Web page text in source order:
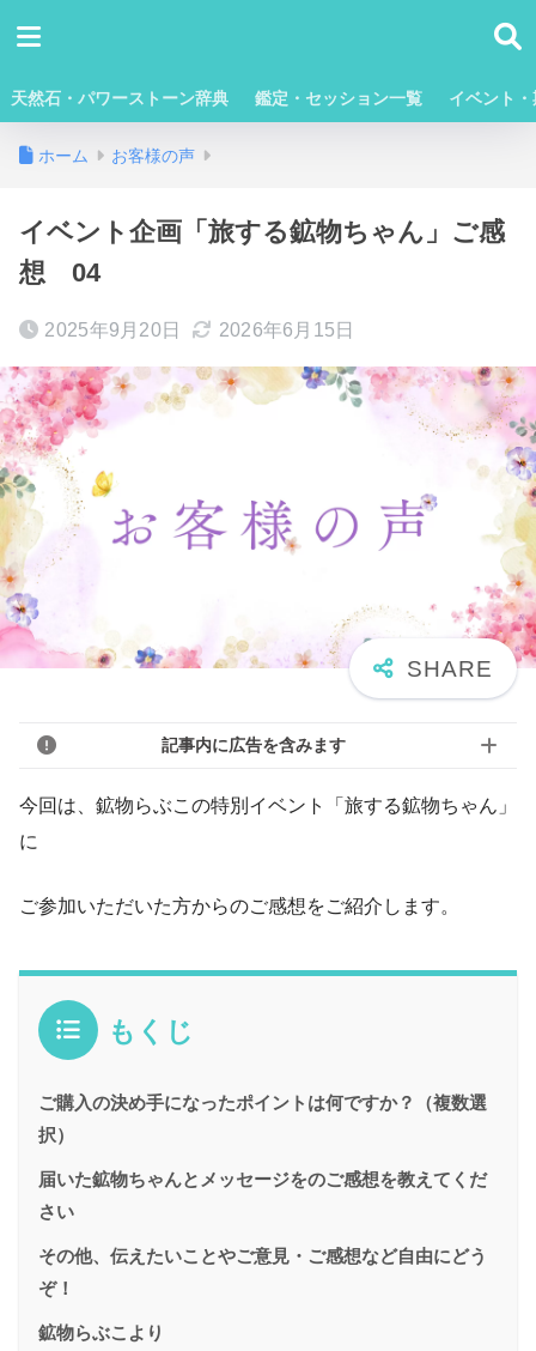
天然石・パワーストーン辞典 鑑定・セッション一覧 イベント
ホーム お客様の声
イベント企画「旅する鉱物ちゃん」ご感
想 04
2025年9月20日 2026年6月15日
記事内に広告を含みます
今回は、鉱物らぶこの特別イベント「旅する鉱物ちゃん」
に
ご参加いただいた方からのご感想をご紹介します。
もくじ
ご購入の決め手になったポイントは何ですか？（複数選
択）
届いた鉱物ちゃんとメッセージをのご感想を教えてくだ
さい
その他、伝えたいことやご意見・ご感想など自由にどう
ぞ！
鉱物らぶこより